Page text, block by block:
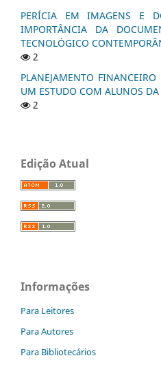
PERÍCIA EM IMAGENS E
IMPORTÂNCIA DA
TECNOLÓGICO
2
PLANEJAMENTO
UM ESTUDO COM ALUNOS DA
2
Edição Atual
Informações
Para Leitores
Para Autores
Para Bibliotecários